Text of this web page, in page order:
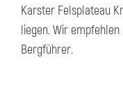
Karster Felsplateau
liegen. Wir
Bergführer.